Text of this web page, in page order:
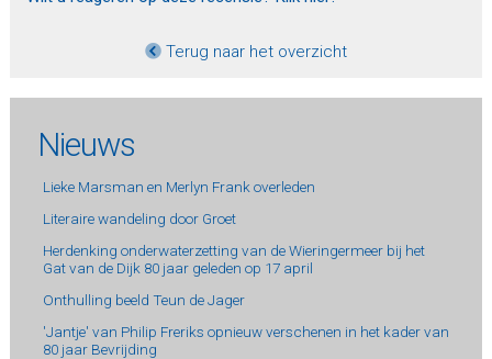
Terug naar het overzicht
Nieuws
Lieke Marsman en Merlyn Frank overleden
Literaire wandeling door Groet
Herdenking onderwaterzetting van de Wieringermeer bij het
Gat van de Dijk 80 jaar geleden op 17 april
Onthulling beeld Teun de Jager
'Jantje' van Philip Freriks opnieuw verschenen in het kader van
80 jaar Bevrijding